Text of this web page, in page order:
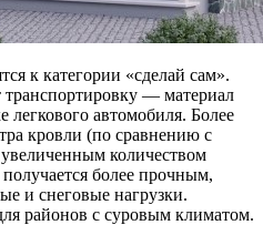
к категории «сделай сам».
— материал
легкового автомобиля. Более
кровли (по сравнению с
количеством
более прочным,
и снеговые нагрузки.
районов с суровым климатом.